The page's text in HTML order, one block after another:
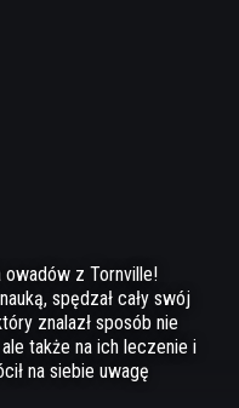
z Tornville!
spędzał cały swój
znalazł sposób nie
także na ich leczenie i
na siebie uwagę